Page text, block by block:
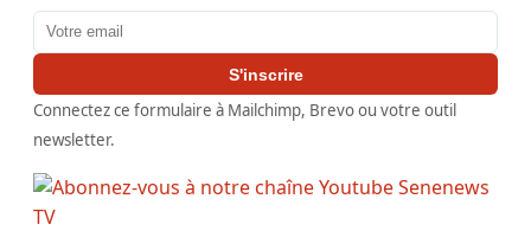
Adresse email
S'inscrire
Connectez ce formulaire à Mailchimp, Brevo ou votre outil
newsletter.